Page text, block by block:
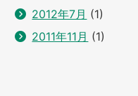
2012年7月 (1)
2011年11月 (1)